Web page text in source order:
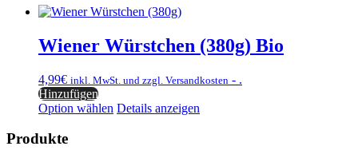
Wiener Würstchen (380g) Bio
4,99€ inkl. MwSt. und zzgl. Versandkosten - .
Hinzufügen
Option wählen Details anzeigen
Produkte